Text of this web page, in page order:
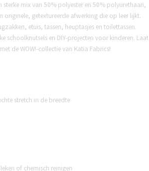
sterke mix van 50% polyester en 50% polyurethaan,
getextureerde afwerking die op leer lijkt.
etuis, tassen, heuptasjes en toilettassen.
schoolknutsels en DIY-projecten voor kinderen. Laat
de WOW!-collectie van Katia Fabrics!
stretch in de breedte
of chemisch reinigen